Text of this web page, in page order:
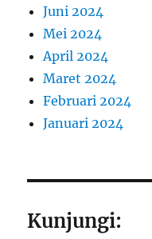
Juni 2024
Mei 2024
April 2024
Maret 2024
Februari 2024
Januari 2024
Kunjungi: